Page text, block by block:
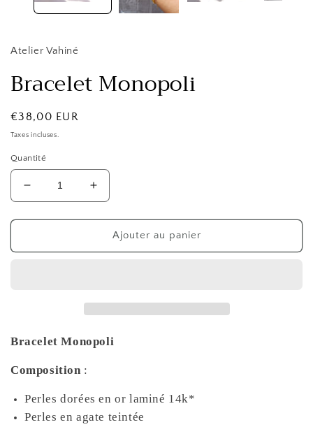
Atelier Vahiné
Bracelet Monopoli
Prix
habituel
€38,00 EUR
Taxes incluses.
Quantité
Réduire
la
quantité
Bracelet
Augmenter
la
quantité
Bracelet
Ajouter au panier
Bracelet Monopoli
Composition :
Perles dorées en or laminé 14k*
Perles en agate teintée